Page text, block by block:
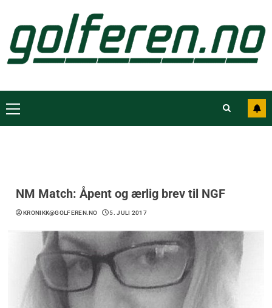
NM Match: Åpent og ærlig brev til NGF
KRONIKK@GOLFEREN.NO 5. JULI 2017